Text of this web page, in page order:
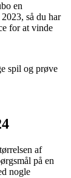
en
så du har
for at vinde
spil og prøve
af
på en
nogle